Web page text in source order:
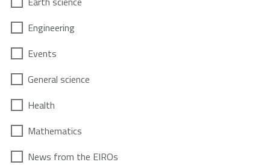
Engineering
Events
General science
Health
Mathematics
News from the EIROs